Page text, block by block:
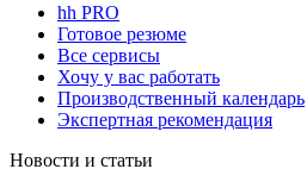
hh PRO
Готовое резюме
Все сервисы
Хочу у вас работать
Производственный календарь
Экспертная рекомендация
Новости и статьи